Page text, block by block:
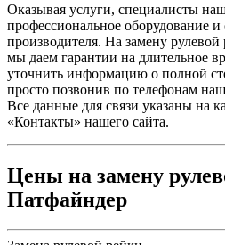
Оказывая услуги, специалисты
профессиональное оборудование
производителя. На замену
мы даем гарантии на длительное
уточнить информацию о полной
просто позвонив по телефонам
Все данные для связи указаны на
«Контакты» нашего сайта.
Цены на замену
Патфайндер